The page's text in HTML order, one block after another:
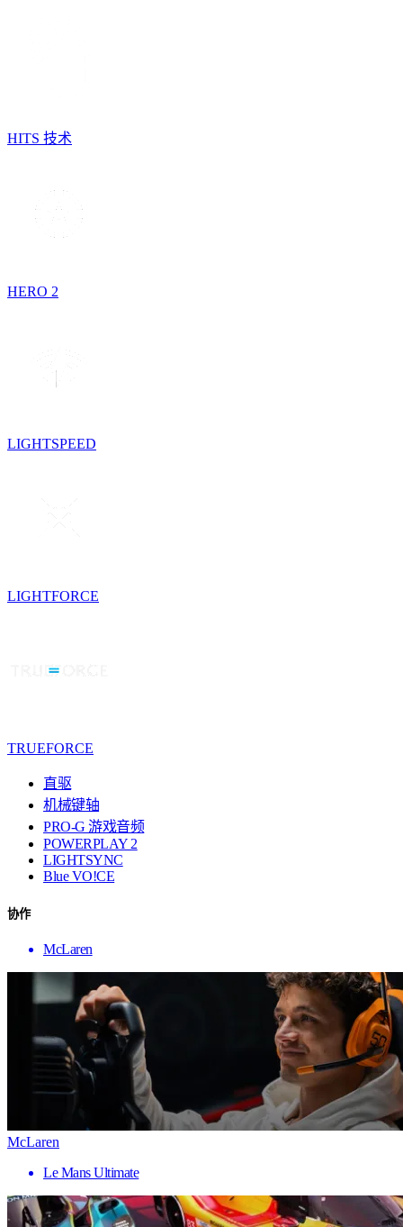
HITS 技术
HERO 2
LIGHTSPEED
LIGHTFORCE
TRUEFORCE
直驱
机械键轴
PRO-G 游戏音频
POWERPLAY 2
LIGHTSYNC
Blue VO!CE
协作
McLaren
McLaren
Le Mans Ultimate